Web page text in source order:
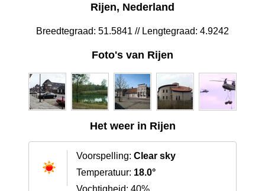
Rijen, Nederland
Breedtegraad: 51.5841 // Lengtegraad: 4.9242
Foto's van Rijen
Het weer in Rijen
Voorspelling: Clear sky
Temperatuur: 18.0°